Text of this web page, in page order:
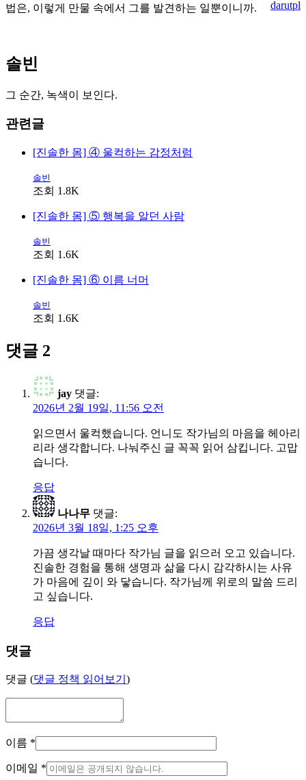
darutpl
법은, 이렇게 만물 속에서 그를 발견하는 일뿐이니까.
솔빈
그 순간, 녹색이 보인다.
관련글
[진솔한 몸] ④ 울컥하는 감정처럼
솔빈
조회 1.8K
[진솔한 몸] ⑤ 행복을 알던 사람
솔빈
조회 1.6K
[진솔한 몸] ⑥ 이름 너머
솔빈
조회 1.6K
댓글 2
jay 댓글:
2026년 2월 19일, 11:56 오전
읽으면서 울컥했습니다. 언니도 작가님의 마음을 헤아리
리라 생각합니다. 나눠주신 글 꼭꼭 읽어 삼킵니다. 고맙
습니다.
응답
나나무 댓글:
2026년 3월 18일, 1:25 오후
가끔 생각날 때마다 작가님 글을 읽으러 오고 있습니다.
진솔한 경험을 통해 생명과 삶을 다시 감각하시는 사유
가 마음에 깊이 와 닿습니다. 작가님께 위로의 말씀 드리
고 싶습니다.
응답
댓글
댓글 (댓글 정책 읽어보기 )
이름 *
이메일 *